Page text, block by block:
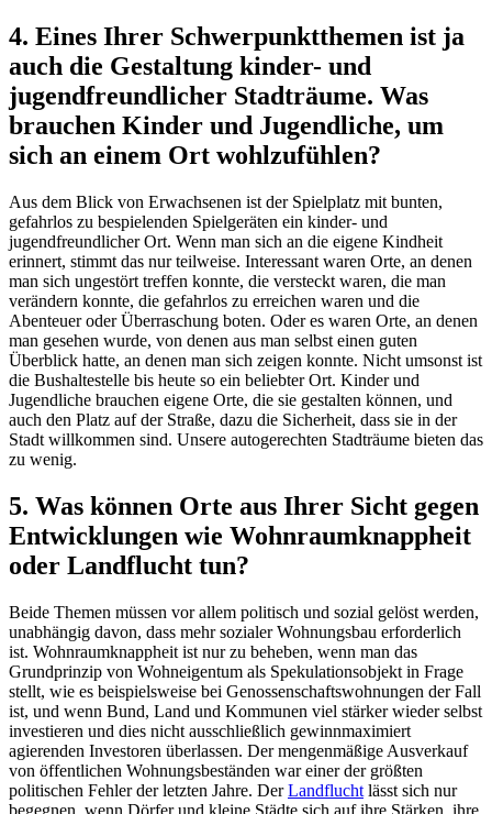
4. Eines Ihrer Schwerpunktthemen ist ja
auch die Gestaltung kinder- und
jugendfreundlicher Stadträume. Was
brauchen Kinder und Jugendliche, um
sich an einem Ort wohlzufühlen?
Aus dem Blick von Erwachsenen ist der Spielplatz mit bunten,
gefahrlos zu bespielenden Spielgeräten ein kinder- und
jugendfreundlicher Ort. Wenn man sich an die eigene Kindheit
erinnert, stimmt das nur teilweise. Interessant waren Orte, an denen
man sich ungestört treffen konnte, die versteckt waren, die man
verändern konnte, die gefahrlos zu erreichen waren und die
Abenteuer oder Überraschung boten. Oder es waren Orte, an denen
man gesehen wurde, von denen aus man selbst einen guten
Überblick hatte, an denen man sich zeigen konnte. Nicht umsonst ist
die Bushaltestelle bis heute so ein beliebter Ort. Kinder und
Jugendliche brauchen eigene Orte, die sie gestalten können, und
auch den Platz auf der Straße, dazu die Sicherheit, dass sie in der
Stadt willkommen sind. Unsere autogerechten Stadträume bieten das
zu wenig.
5. Was können Orte aus Ihrer Sicht gegen
Entwicklungen wie Wohnraumknappheit
oder Landflucht tun?
Beide Themen müssen vor allem politisch und sozial gelöst werden,
unabhängig davon, dass mehr sozialer Wohnungsbau erforderlich
ist. Wohnraumknappheit ist nur zu beheben, wenn man das
Grundprinzip von Wohneigentum als Spekulationsobjekt in Frage
stellt, wie es beispielsweise bei Genossenschaftswohnungen der Fall
ist, und wenn Bund, Land und Kommunen viel stärker wieder selbst
investieren und dies nicht ausschließlich gewinnmaximiert
agierenden Investoren überlassen. Der mengenmäßige Ausverkauf
von öffentlichen Wohnungsbeständen war einer der größten
politischen Fehler der letzten Jahre. DerLandflucht lässt sich nur
begegnen, wenn Dörfer und kleine Städte sich auf ihre Stärken, ihre